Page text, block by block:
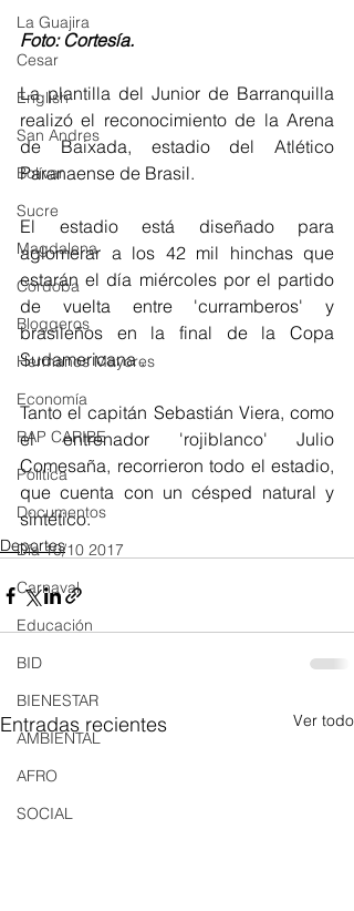
La Guajira
Cesar
English
San Andres
Bolívar
Sucre
Magdalena
Córdoba
Bloggeros
Hermanos Mayores
Economía
RAP CARIBE
Política
Documentos
Día 10/10 2017
Carnaval
Educación
BID
BIENESTAR
AMBIENTAL
AFRO
SOCIAL
Foto: Cortesía.
La plantilla del Junior de Barranquilla
realizó el reconocimiento de la Arena
de Baixada, estadio del Atlético
Paranaense de Brasil.
El estadio está diseñado para
aglomerar a los 42 mil hinchas que
estarán el día miércoles por el partido
de vuelta entre 'curramberos' y
brasileños en la final de la Copa
Sudamericana .
Tanto el capitán Sebastián Viera, como
el entrenador 'rojiblanco' Julio
Comesaña, recorrieron todo el estadio,
que cuenta con un césped natural y
sintético.
Deportes
Entradas recientes Ver todo